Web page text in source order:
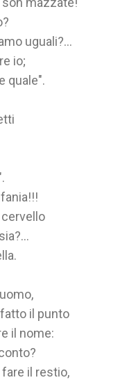
uguali?...
io;
quale".
il punto
il nome:
il restio,